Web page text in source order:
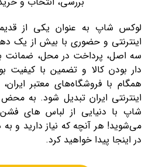
لوکس شاپ به عنوان یکی از
اینترنتی و حضوری با بیش از یک
سه اصل، پرداخت در محل، ضمانت
دار بودن کالا و تضمین با کیفیت
همگام با فروشگاه‌های معتبر
اینترنتی ایران تبدیل شود. به
شاپ با دنیایی از لباس های
می‌شوید! هر آنچه که نیاز دارید و
در اینجا پیدا خواهید کرد.